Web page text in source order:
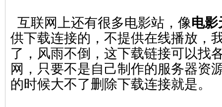
互联网上还有很多电影站，像电影
供下载连接的，不提供在线播放，
了，风雨不倒，这下载链接可以找
网，只要不是自己制作的服务器资
的时候大不了删除下载连接就是。